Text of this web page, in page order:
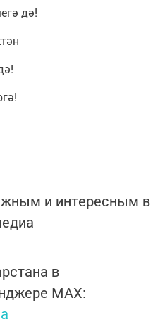
дә!
и интересным в
в
MАХ: